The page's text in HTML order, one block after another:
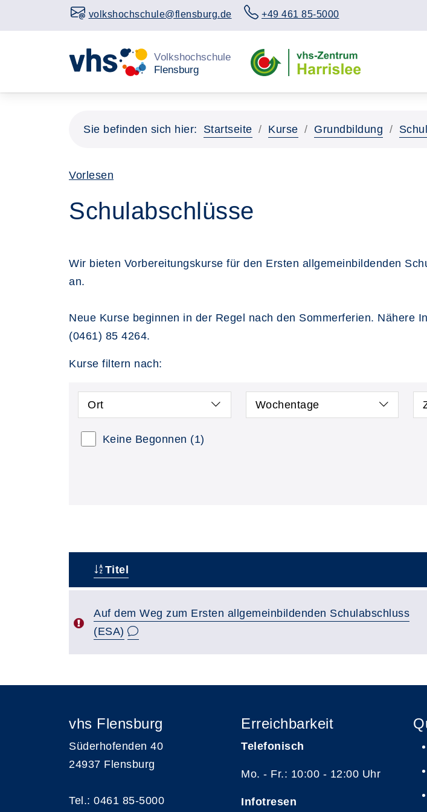
volkshochschule@flensburg.de +49 461 85-5000
Sie befinden sich hier: Startseite Kurse Grundbildung
Vorlesen
Schulabschlüsse
Wir bieten Vorbereitungskurse für den Ersten allgemeinbildenden
an.
Neue Kurse beginnen in der Regel nach den Sommerferien. Nähere
(0461) 85 4264.
Kurse filtern nach:
Ort Wochentage
Keine Begonnen (1)
Titel
Auf dem Weg zum Ersten allgemeinbildenden Schulabschluss
(ESA)
vhs Flensburg
Süderhofenden 40
24937 Flensburg
Tel.: 0461 85-5000
Erreichbarkeit
Telefonisch
Mo. - Fr.: 10:00 - 12:00 Uhr
Infotresen